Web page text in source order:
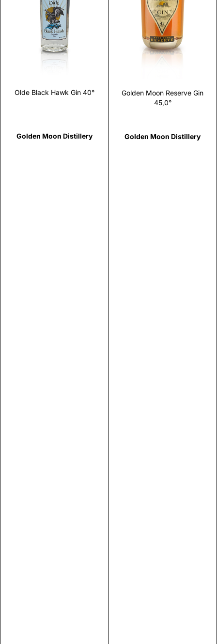
Olde Black Hawk Gin 40°
Golden Moon Distillery
Scopri
Golden Moon Reserve Gin
45,0°
Golden Moon Distillery
Scopri